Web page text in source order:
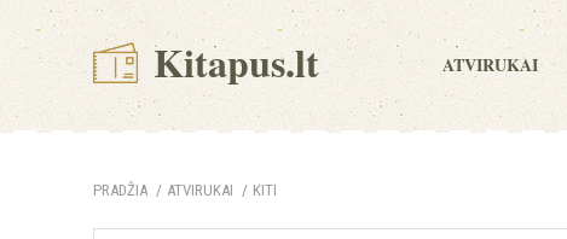
Kitapus.lt ATVIRUKAI
PRADŽIA ATVIRUKAI KITI